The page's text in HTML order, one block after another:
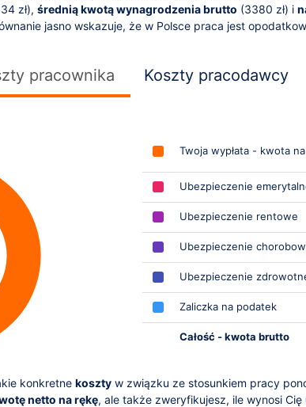
zł), średnią kwotą wynagrodzenia brutto (3380 zł) i
jasno wskazuje, że w Polsce praca jest
pracownika Koszty pracodawcy
Twoja wypłata - kwota
Ubezpieczenie
Ubezpieczenie rentowe
Ubezpieczenie
Ubezpieczenie
Zaliczka na podatek
Całość - kwota brutto
konkretne koszty w związku ze stosunkiem pracy
netto na rękę, ale także zweryfikujesz, ile wynosi Cię